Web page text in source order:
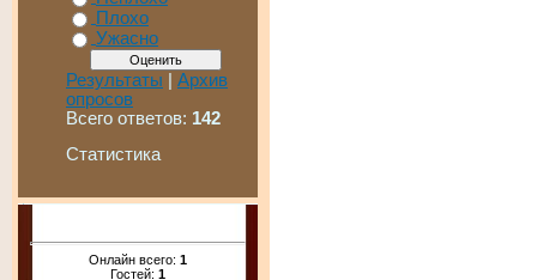
Плохо
Ужасно
Результаты | Архив
опросов
Всего ответов: 142
Статистика
Онлайн всего: 1
Гостей: 1